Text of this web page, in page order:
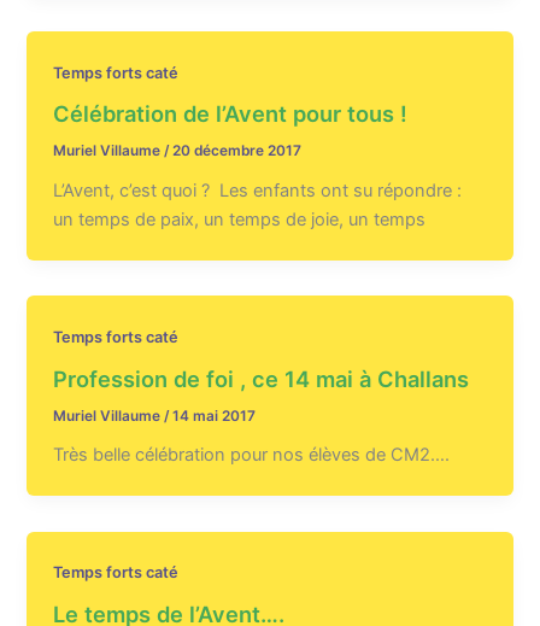
Temps forts caté
Célébration de l’Avent pour tous !
Muriel Villaume/20 décembre 2017
L’Avent, c’est quoi ? Les enfants ont su répondre :
un temps de paix, un temps de joie, un temps
Temps forts caté
Profession de foi , ce 14 mai à Challans
Muriel Villaume /14 mai 2017
Très belle célébration pour nos élèves de CM2….
Temps forts caté
Le temps de l’Avent….